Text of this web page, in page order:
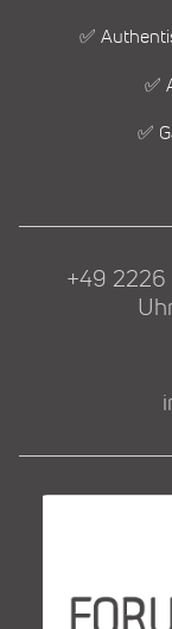
✅
✅
✅
+49 2226